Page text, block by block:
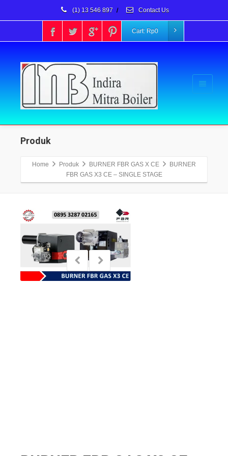
(1) 13 546 897 / Contact Us
Cart: Rp0
Produk
Home Produk BURNER FBR GAS X CE
BURNER
FBR GAS X3 CE – SINGLE STAGE